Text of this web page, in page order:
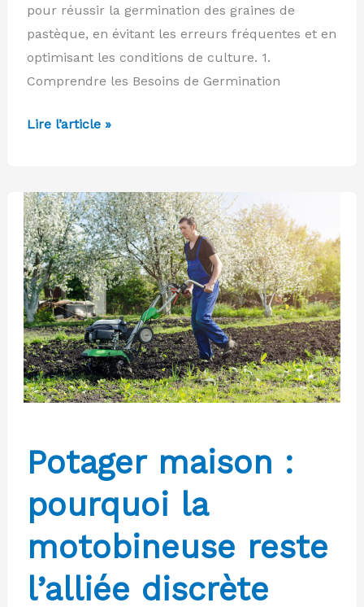
pour réussir la germination des graines de
pastèque, en évitant les erreurs fréquentes et en
optimisant les conditions de culture. 1.
Comprendre les Besoins de Germination
Réussir
des
pastèques
:
Un
guide
utile
Lire l’article »
Potager maison :
pourquoi la
motobineuse reste
l’alliée discrète